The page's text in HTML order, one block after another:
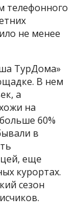
телефонного
не менее
ТурДома»
В нем
а
на
60%
в
еще
курортах.
сезон